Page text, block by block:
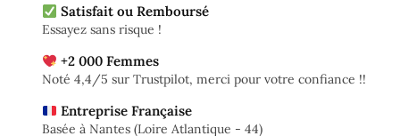
Satisfait ou Remboursé
Essayez sans risque !
+2 000 Femmes
Noté 4,4/5 sur Trustpilot, merci pour votre confiance !!
Entreprise Française
Basée à Nantes (Loire Atlantique - 44)